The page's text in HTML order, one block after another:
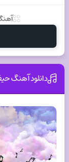
دانلود آهنگ